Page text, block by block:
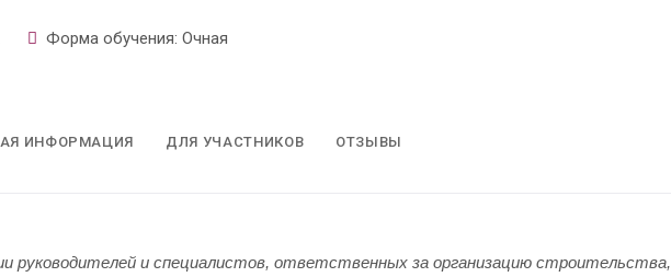
Форма обучения: Очная
ИНФОРМАЦИЯ ДЛЯ УЧАСТНИКОВ ОТЗЫВЫ
руководителей и специалистов, ответственных за организацию строительства,